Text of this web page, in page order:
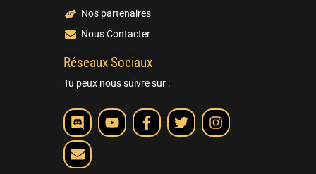
Nos partenaires
Nous Contacter
Réseaux Sociaux
Tu peux nous suivre sur :